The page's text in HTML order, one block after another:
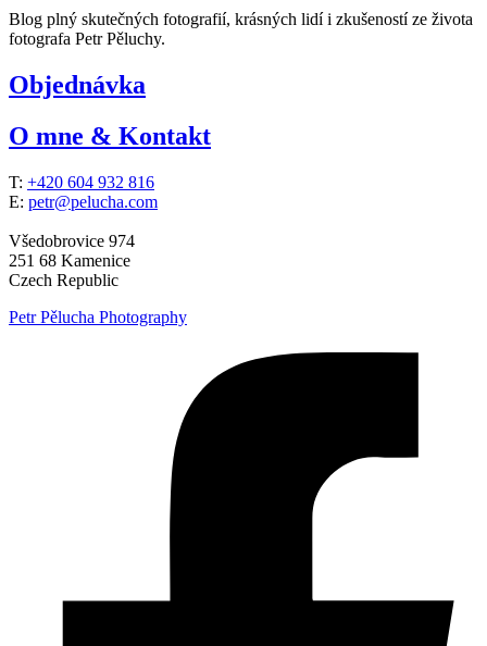
Blog plný skutečných fotografií, krásných lidí i zkušeností ze života
fotografa Petr Pěluchy.
Objednávka
O mne & Kontakt
T: +420 604 932 816
E: petr@pelucha.com
Všedobrovice 974
251 68 Kamenice
Czech Republic
Petr Pělucha Photography